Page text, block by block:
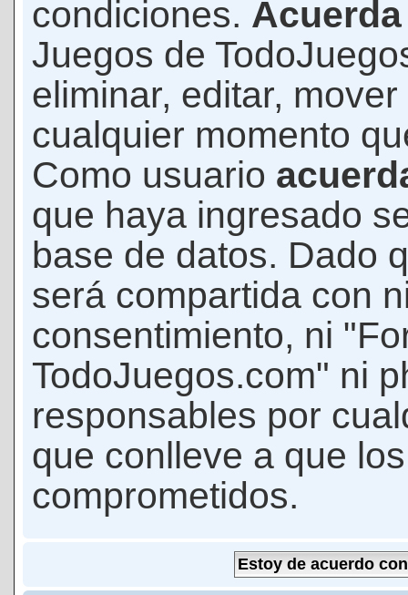
condiciones. Acuerda
Juegos de
eliminar, editar,
cualquier momento
Como usuario
que haya ingresado
base de datos. Dado
será compartida con
consentimiento, ni
TodoJuegos.com" ni
responsables por
que conlleve a que
comprometidos.